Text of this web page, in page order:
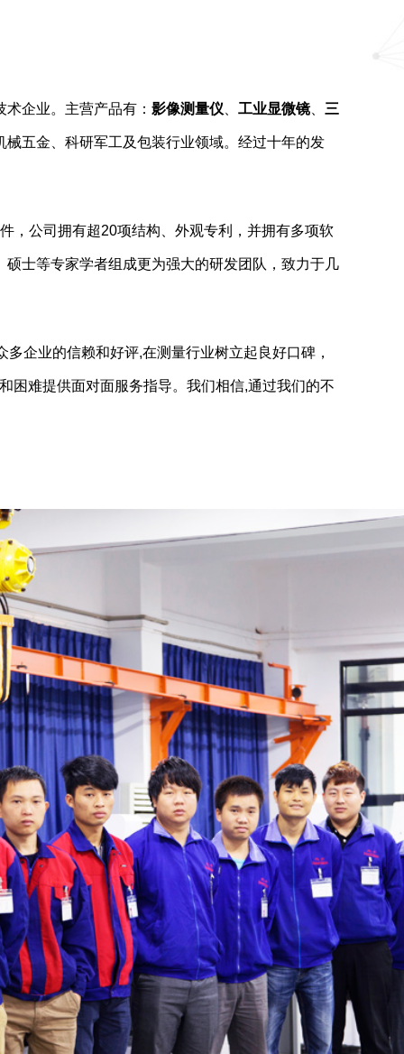
企业。主营产品有： 影像测量仪 工业显微镜、 三
五金、科研军工及包装行业领域。经过十年的发
，公司拥有超20项结构、外观专利，并拥有多项软
士等专家学者组成更为强大的研发团队，致力于几
企业的信赖和好评,在测量行业树立起良好口碑，
困难提供面对面服务指导。我们相信,通过我们的不